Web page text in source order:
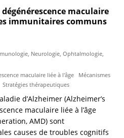
maculaire
immunitaires communs
Neurologie Ophtalmologie
maculaire liée à l'âge
Mécanismes
Stratégies thérapeutiques
d’Alzheimer (Alzheimer’s
maculaire liée à l’âge
AMD) sont
causes de troubles cognitifs